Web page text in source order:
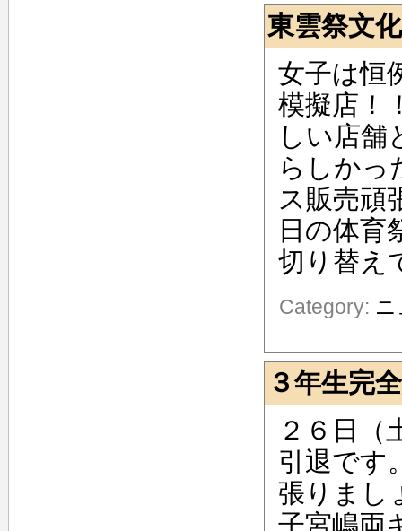
東雲祭文
女子は恒
模擬店！
しい店舗
らしかっ
ス販売頑
日の体育
切り替え
Category:
３年生完
２６日（
引退です
張りまし
子宮嶋両